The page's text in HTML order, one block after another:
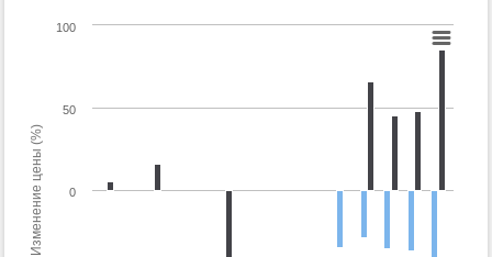
Изменение цены (%) 0
50
100